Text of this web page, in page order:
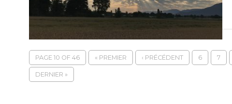
PAGE 10 OF 46 « PREMIER ‹ PRÉCÉDENT 6 7
DERNIER »